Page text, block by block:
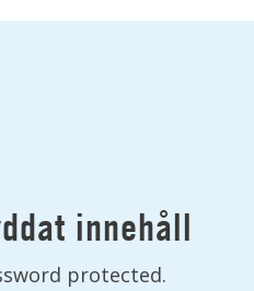
innehåll
protected.